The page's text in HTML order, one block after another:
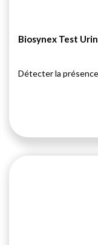
Biosynex Test
Détecter la